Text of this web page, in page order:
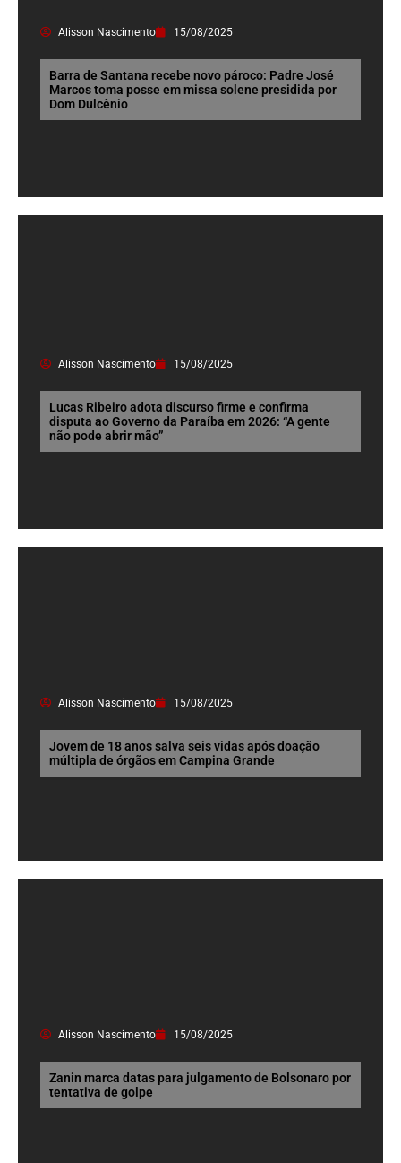
Alisson Nascimento 15/08/2025
Barra de Santana recebe novo pároco: Padre José
Marcos toma posse em missa solene presidida por
Dom Dulcênio
Alisson Nascimento 15/08/2025
Lucas Ribeiro adota discurso firme e confirma
disputa ao Governo da Paraíba em 2026: “A gente
não pode abrir mão”
Alisson Nascimento 15/08/2025
Jovem de 18 anos salva seis vidas após doação
múltipla de órgãos em Campina Grande
Alisson Nascimento 15/08/2025
Zanin marca datas para julgamento de Bolsonaro por
tentativa de golpe